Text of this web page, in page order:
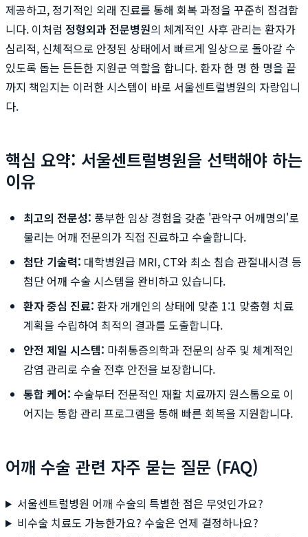
제공하고, 정기적인 외래 진료를 통해 회복 과정을 꾸준히 점검합
니다. 이처럼 정형외과 전문병원의 체계적인 사후 관리는 환자가
심리적, 신체적으로 안정된 상태에서 빠르게 일상으로 돌아갈 수
있도록 돕는 든든한 지원군 역할을 합니다. 환자 한 명 한 명을 끝
까지 책임지는 이러한 시스템이 바로 서울센트럴병원의 자랑입니
다.
핵심 요약: 서울센트럴병원을 선택해야 하는
이유
최고의 전문성: 풍부한 임상 경험을 갖춘 '관악구 어깨명의'로
불리는 어깨 전문의가 직접 진료하고 수술합니다.
첨단 기술력: 대학병원급 MRI, CT와 최소 침습 관절내시경 등
첨단 어깨 수술 시스템을 완비하고 있습니다.
환자 중심 진료: 환자 개개인의 상태에 맞춘 1:1 맞춤형 치료
계획을 수립하여 최적의 결과를 도출합니다.
안전 제일 시스템: 마취통증의학과 전문의 상주 및 체계적인
감염 관리로 수술 전후 안전을 보장합니다.
통합 케어: 수술부터 전문적인 재활 치료까지 원스톱으로 이
어지는 통합 관리 프로그램을 통해 빠른 회복을 지원합니다.
어깨 수술 관련 자주 묻는 질문 (FAQ)
서울센트럴병원 어깨 수술의 특별한 점은 무엇인가요?
비수술 치료도 가능한가요? 수술은 언제 결정하나요?